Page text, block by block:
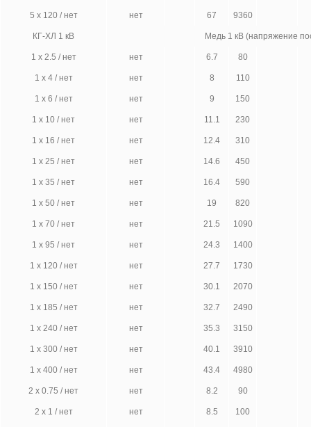
5 х 120 / нет нет 67 9360
КГ-ХЛ 1 кВ Медь 1 кВ (напряжение
1 х 2.5 / нет нет 6.7 80
1 х 4 / нет нет 8 110
1 х 6 / нет нет 9 150
1 х 10 / нет нет 11.1 230
1 х 16 / нет нет 12.4 310
1 х 25 / нет нет 14.6 450
1 х 35 / нет нет 16.4 590
1 х 50 / нет нет 19 820
1 х 70 / нет нет 21.5 1090
1 х 95 / нет нет 24.3 1400
1 х 120 / нет нет 27.7 1730
1 х 150 / нет нет 30.1 2070
1 х 185 / нет нет 32.7 2490
1 х 240 / нет нет 35.3 3150
1 х 300 / нет нет 40.1 3910
1 х 400 / нет нет 43.4 4980
2 х 0.75 / нет нет 8.2 90
2 х 1 / нет нет 8.5 100